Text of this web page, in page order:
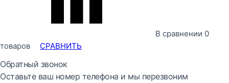
В сравнении 0
товаров
СРАВНИТЬ
Обратный звонок
Оставьте ваш номер телефона и мы перезвоним